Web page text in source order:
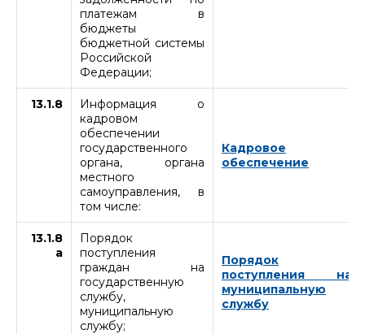
платежам в
бюджеты
бюджетной системы
Российской
Федерации;
13.1.8
Информация о
кадровом
обеспечении
государственного
органа, органа
местного
самоуправления, в
том числе:
Кадровое
обеспечение
13.1.8
а
Порядок
поступления
граждан на
государственную
службу,
муниципальную
службу;
Порядок
поступления на
муниципальную
службу